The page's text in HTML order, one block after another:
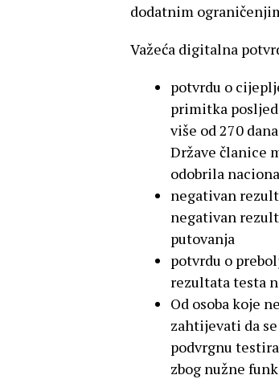
dodatnim
Važeća digitalna
potvrdu o
primitka
više od 270
Države članice
odobrila
negativan
negativan
putovanja
potvrdu o
rezultata testa
Od osoba koje
zahtijevati da
podvrgnu
zbog nužne